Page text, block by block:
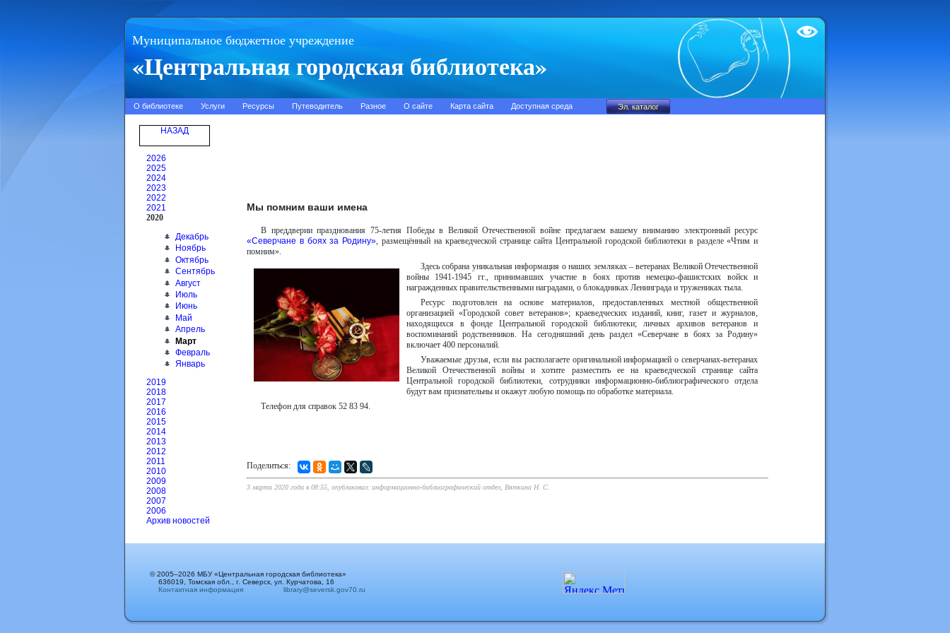
Муниципальное бюджетное учреждение
«Центральная городская библиотека»
Test
О библиотеке Услуги Ресурсы Путеводитель Разное О сайте Карта сайта Доступная среда
НАЗАД
2026
2025
2024
2023
2022
2021
2020
Декабрь
Ноябрь
Октябрь
Сентябрь
Август
Июль
Июнь
Май
Апрель
Март
Февраль
Январь
2019
2018
2017
2016
2015
2014
2013
2012
2011
2010
2009
2008
2007
2006
Архив новостей
Мы помним ваши имена
В преддверии празднования 75-летия Победы в Великой Отечественной войне предлагаем вашему вниманию электронный ресурс
«Северчане в боях за Родину», размещённый на краеведческой странице сайта Центральной городской библиотеки в разделе «Чтим и
помним».
Здесь собрана уникальная информация о наших земляках – ветеранах Великой Отечественной
войны 1941-1945 гг., принимавших участие в боях против немецко-фашистских войск и
награжденных правительственными наградами, о блокадниках Ленинграда и тружениках тыла.
Ресурс подготовлен на основе материалов, предоставленных местной общественной
организацией «Городской совет ветеранов»; краеведческих изданий, книг, газет и журналов,
находящихся в фонде Центральной городской библиотеки; личных архивов ветеранов и
воспоминаний родственников. На сегодняшний день раздел «Северчане в боях за Родину»
включает 400 персоналий.
Уважаемые друзья, если вы располагаете оригинальной информацией о северчанах-ветеранах
Великой Отечественной войны и хотите разместить ее на краеведческой странице сайта
Центральной городской библиотеки, сотрудники информационно-библиографического отдела
будут вам признательны и окажут любую помощь по обработке материала.
Телефон для справок 52 83 94.
Поделиться:
3 марта 2020 года в 08:55, опубликовал: информационно-библиографический отдел, Вяткина Н. С.
© 2005–2026 МБУ «Центральная городская библиотека»
636019, Томская обл., г. Северск, ул. Курчатова, 16
Контактная информация
library@seversk.gov70.ru